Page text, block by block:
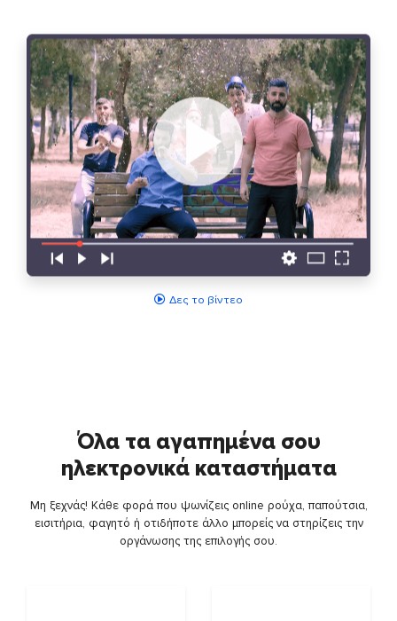
Δες το βίντεο
Όλα τα αγαπημένα σου
ηλεκτρονικά καταστήματα
Μη ξεχνάς! Κάθε φορά που ψωνίζεις online ρούχα, παπούτσια,
εισιτήρια, φαγητό ή οτιδήποτε άλλο μπορείς να στηρίζεις την
οργάνωσης της επιλογής σου.